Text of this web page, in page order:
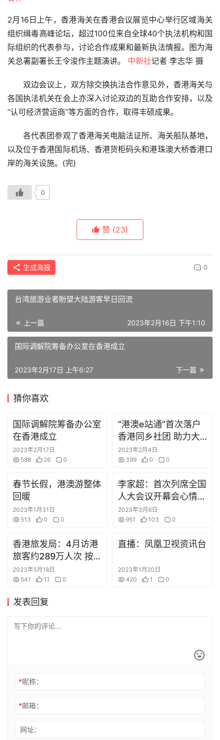
今
日
头
在
线
直
香
港
讯
讯
湾
资
广
资
讯
地
旅
游
繁
体
2月16日上午，香港海关在香港会议展览中心举行区域海关
组织缉毒高峰论坛，超过100位来自全球40个执法机构和国
际组织的代表参与，讨论合作成果和最新执法情报。图为海
关总署副署长王令浚作主题演讲。 中新社记者 李志华 摄
双边会议上，双方除交换执法合作意见外，香港海关与
各国执法机关在会上亦深入讨论双边的互助合作安排，以及
“认可经济营运商”等方面的合作，取得丰硕成果。
各代表团参观了香港海关电脑法证所、海关船队基地，
以及位于香港国际机场、香港货柜码头和港珠澳大桥香港口
岸的海关设施。(完)
0
赞 (23)
生成海报 0
台湾旅游业者盼望大陆游客早日回流
上一篇 2023年2月16日 下午1:10
国际调解院筹备办公室在香港成立
下一篇
2023年2月17日 上午6:27
猜你喜欢
国际调解院筹备办公室
在香港成立
2023年2月17日
588
26 0
“港澳e站通”首次落户
香港同乡社团 助力大
湾区高效协同发展
2023年2月4日
399
0 0
春节长假，港澳游整体
回暖
2023年1月31日
513
0 0
李家超：首次列席全国
人大会议开幕会心情鼓
舞
2023年3月6日
951
103 0
香港旅发局：4月访港
旅客约289万人次 按月
增长约18%
2023年5月18日
541
11 0
直播：凤凰卫视资讯台
2023年1月20日
420
1 0
发表回复
*昵称：
*邮箱：
网址：